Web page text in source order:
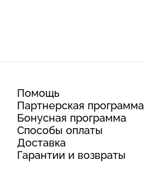
Помощь
Партнерская программа
Бонусная программа
Способы оплаты
Доставка
Гарантии и возвраты